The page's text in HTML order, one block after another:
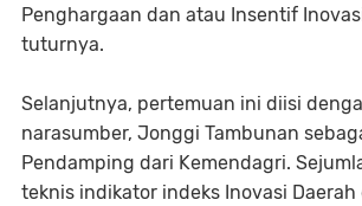
Penghargaan dan atau Insentif
tuturnya.
Selanjutnya, pertemuan ini diisi
narasumber, Jonggi Tambunan
Pendamping dari Kemendagri.
teknis indikator indeks Inovasi Daerah